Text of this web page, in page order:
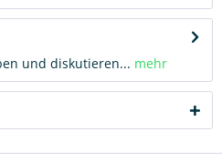
und diskutieren... mehr